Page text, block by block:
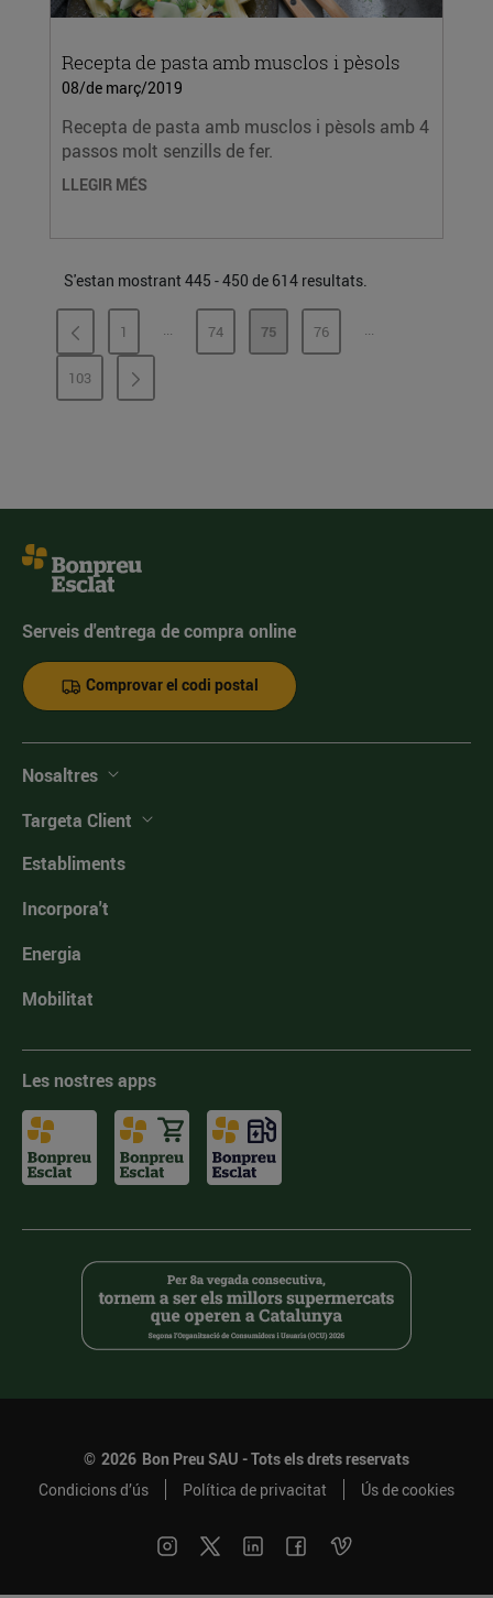
Recepta de pasta amb musclos i pèsols
08/de març/2019
Recepta de pasta amb musclos i pèsols amb 4
passos molt senzills de fer.
LLEGIR MÉS
S'estan mostrant 445 - 450 de 614 resultats.
PÀGINA
1 ...PÀGINES INTERMÈDIES
PÀGINA
74 PÀGINA
75 PÀGINA
76 ...PÀGINES
PÀGINA
103
Serveis d'entrega de compra online
Comprovar el codi postal
Nosaltres
Targeta Client
Establiments
Incorpora't
Energia
Mobilitat
Les nostres apps
© 2026 Bon Preu SAU - Tots els drets reservats
Condicions d’ús
Política de privacitat Ús de cookies